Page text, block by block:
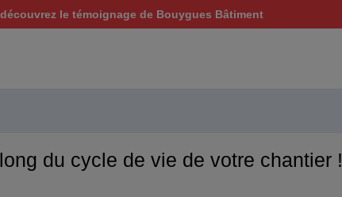
le témoignage de Bouygues Bâtiment
du cycle de vie de votre chantier !